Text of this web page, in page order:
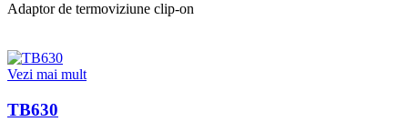
Adaptor de termoviziune clip-on
Vezi mai mult
TB630